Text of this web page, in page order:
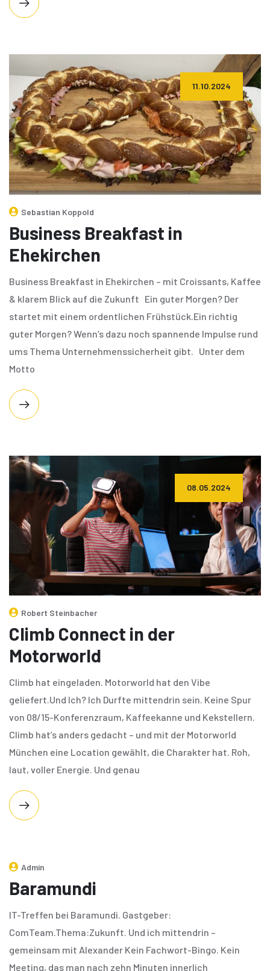
11.10.2024
Sebastian Koppold
Business Breakfast in
Ehekirchen
Business Breakfast in Ehekirchen – mit Croissants, Kaffee
& klarem Blick auf die Zukunft Ein guter Morgen? Der
startet mit einem ordentlichen Frühstück.Ein richtig
guter Morgen? Wenn’s dazu noch spannende Impulse rund
ums Thema Unternehmenssicherheit gibt. Unter dem
Motto
08.05.2024
Robert Steinbacher
Climb Connect in der
Motorworld
Climb hat eingeladen. Motorworld hat den Vibe
geliefert.Und Ich? Ich Durfte mittendrin sein. Keine Spur
von 08/15-Konferenzraum, Kaffeekanne und Kekstellern.
Climb hat’s anders gedacht – und mit der Motorworld
München eine Location gewählt, die Charakter hat. Roh,
laut, voller Energie. Und genau
Admin
Baramundi
IT-Treffen bei Baramundi. Gastgeber:
ComTeam.Thema:Zukunft. Und ich mittendrin –
gemeinsam mit Alexander Kein Fachwort-Bingo. Kein
Meeting, das man nach zehn Minuten innerlich